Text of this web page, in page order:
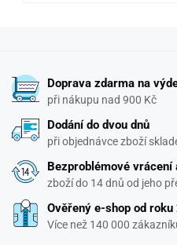
Doprava zdarma na
při nákupu nad 900 Kč
Dodání do dvou dnů
při objednávce zboží
Bezproblémové vrácení
zboží do 14 dnů od jeho
Ověřený e-shop od roku
Více než 140 000